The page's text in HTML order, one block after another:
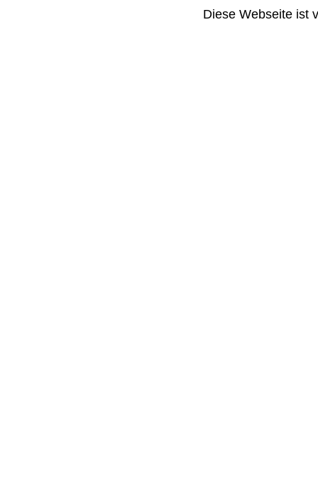
Diese Webseite ist